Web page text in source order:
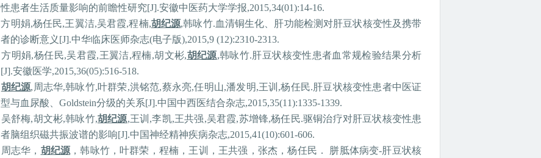
性患者生活质量影响的前瞻性研究[J].安徽中医药大学学报,2015,34(01):14-16.
方明娟,杨任民,王翼洁,吴君霞,程楠,胡纪源,韩咏竹.血清铜生化、肝功能检测对肝豆状核变性及携带
者的诊断意义 [J].中华临床医师杂志(电子版),2015,9 (12):2310-2313.
方明娟,杨任民,吴君霞,王翼洁,程楠,胡文彬,胡纪源,韩咏竹. 肝豆状核变性患者血常规检验结果分析
[J].安徽医学,2015,36(05):516-518.
胡纪源, 周志华,韩咏竹,叶群荣,洪铭范,蔡永亮,任明山,潘发明,王训 ,杨任民. 肝豆状核变性患者中医证
型与血尿酸、 Goldstein分级的关系[J].中国中西医结合杂志,2015,35(11):1335-1339.
吴舒梅,胡文彬,韩咏竹,胡纪源,王训 ,李凯,王共强,吴君霞,苏增锋,杨任民.驱铜治疗对肝豆状核变性患
者脑组织磁共振波谱的影响[J].中国神经精神疾病杂志,2015,41(10):601-606.
周志华， 胡纪源 ，韩咏竹，叶群荣，程楠，王训，王共强，张杰，杨任民． 胼胝体病变-肝豆状核